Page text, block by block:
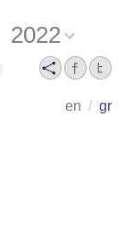
2022
en / gr